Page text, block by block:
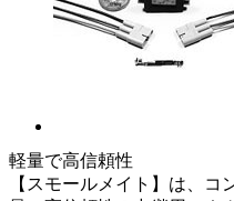
軽量で高信頼性
【スモールメイト】は、